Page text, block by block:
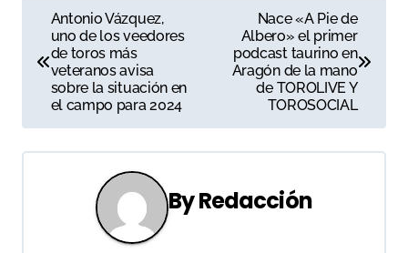
a
e
g
Antonio Vázquez,
uno de los veedores
de toros más
veteranos avisa
sobre la situación en
el campo para 2024
Nace «A Pie de
Albero» el primer
podcast taurino en
Aragón de la mano
de TOROLIVE Y
TOROSOCIAL
ByRedacción